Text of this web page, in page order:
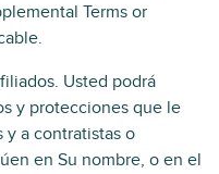
Terms or
Usted podrá
y protecciones que le
y a contratistas o
en Su nombre, o en el